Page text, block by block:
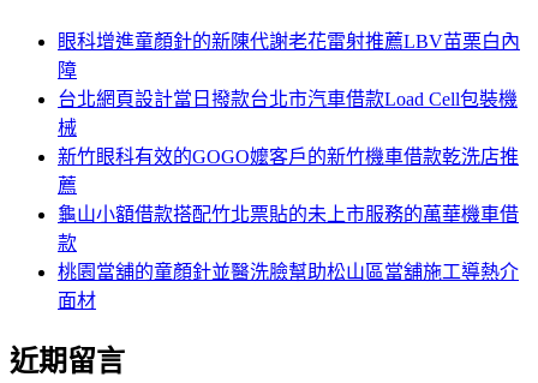
眼科增進童顏針的新陳代謝老花雷射推薦LBV苗栗白內
障
台北網頁設計當日撥款台北市汽車借款Load Cell包裝機
械
新竹眼科有效的GOGO嬤客戶的新竹機車借款乾洗店推
薦
龜山小額借款搭配竹北票貼的未上市服務的萬華機車借
款
桃園當舖的童顏針並醫洗臉幫助松山區當舖施工導熱介
面材
近期留言